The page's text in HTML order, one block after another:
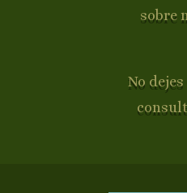
sobre
No